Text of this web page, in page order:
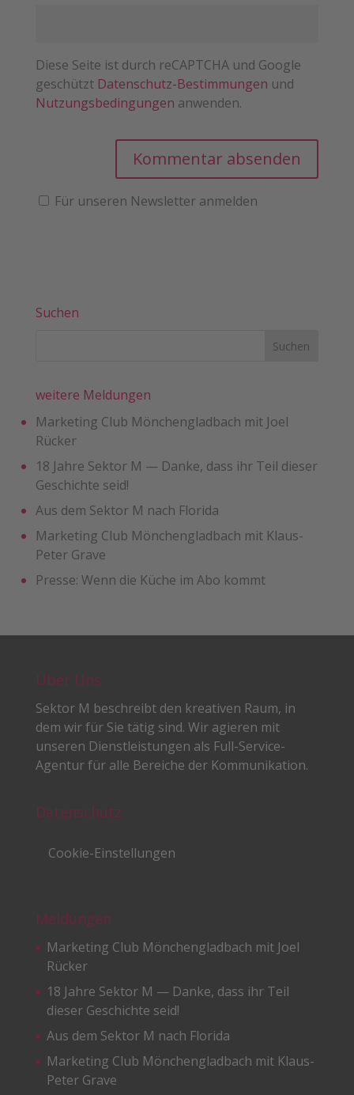
Diese Seite ist durch reCAPTCHA und Google
geschützt Datenschutz-Bestimmungen und
Nutzungsbedingungen anwenden.
Für unseren Newsletter anmelden
Suchen
weitere Meldungen
Marketing Club Mönchengladbach mit Joel
Rücker
18 Jahre Sektor M — Danke, dass ihr Teil dieser
Geschichte seid!
Aus dem Sektor M nach Florida
Marketing Club Mönchengladbach mit Klaus-
Peter Grave
Presse: Wenn die Küche im Abo kommt
Über Uns
Sektor M beschreibt den kreativen Raum, in
dem wir für Sie tätig sind. Wir agieren mit
unseren Dienstleistungen als Full-Service-
Agentur für alle Bereiche der Kommunikation.
Datenschutz
Cookie-Einstellungen
Meldungen
Marketing Club Mönchengladbach mit Joel
Rücker
18 Jahre Sektor M — Danke, dass ihr Teil
dieser Geschichte seid!
Aus dem Sektor M nach Florida
Marketing Club Mönchengladbach mit Klaus-
Peter Grave